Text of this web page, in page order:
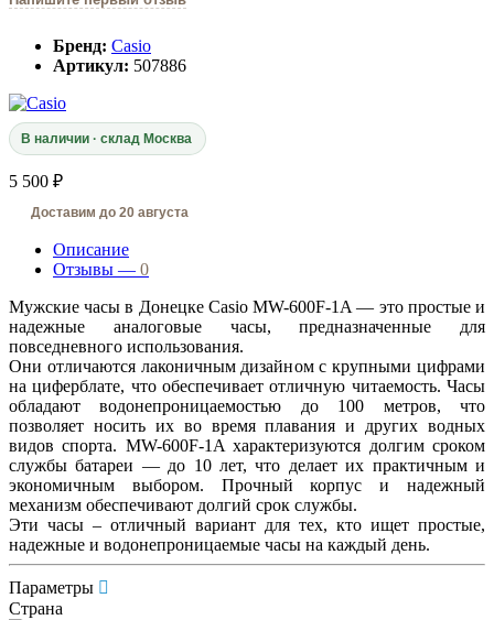
Бренд: Casio
Артикул: 507886
В наличии · склад Москва
5 500 ₽
Доставим до 20 августа
Описание
Отзывы — 0
Мужские часы в Донецке Casio MW-600F-1A — это простые и
надежные аналоговые часы, предназначенные для
повседневного использования.
Они отличаются лаконичным дизайном с крупными цифрами
на циферблате, что обеспечивает отличную читаемость. Часы
обладают водонепроницаемостью до 100 метров, что
позволяет носить их во время плавания и других водных
видов спорта. MW-600F-1A характеризуются долгим сроком
службы батареи — до 10 лет, что делает их практичным и
экономичным выбором. Прочный корпус и надежный
механизм обеспечивают долгий срок службы.
Эти часы – отличный вариант для тех, кто ищет простые,
надежные и водонепроницаемые часы на каждый день.
Параметры
Страна